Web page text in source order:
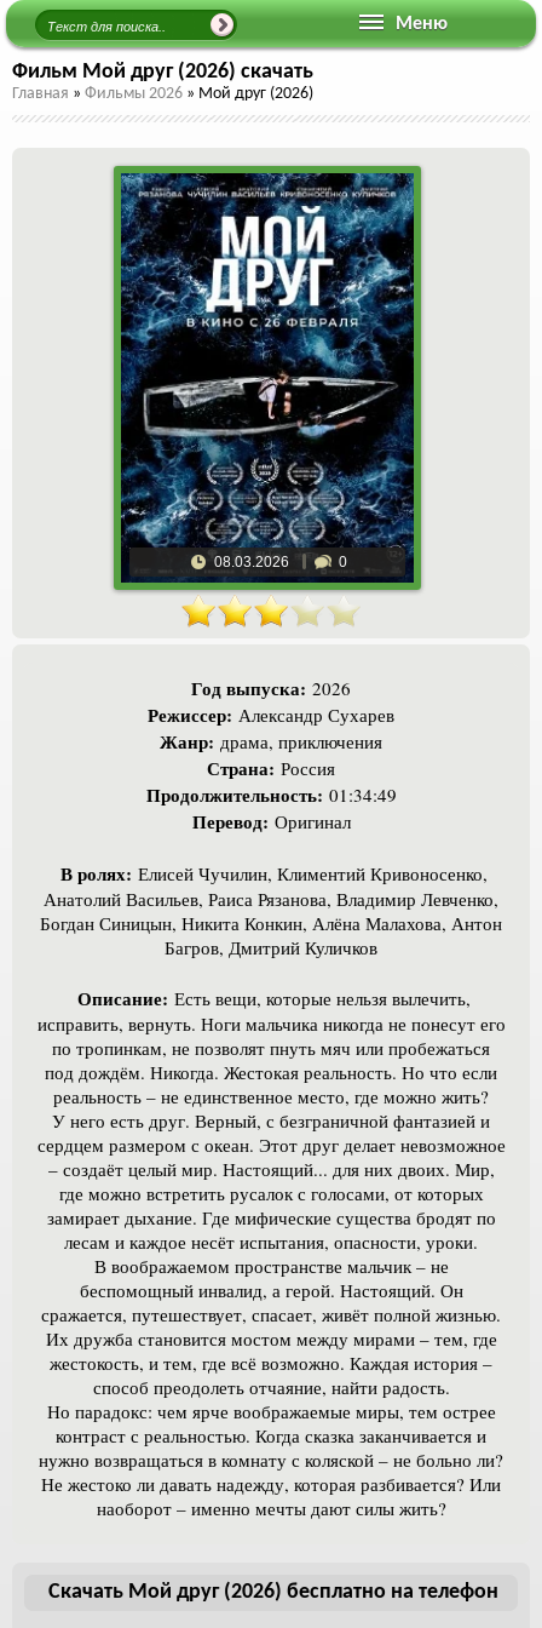
Меню
Фильм Мой друг (2026) скачать
Главная » Фильмы 2026 » Мой друг (2026)
08.03.2026 0
Год выпуска: 2026
Режиссер: Александр Сухарев
Жанр: драма, приключения
Страна: Россия
Продолжительность: 01:34:49
Перевод: Оригинал
В ролях: Елисей Чучилин, Климентий Кривоносенко,
Анатолий Васильев, Раиса Рязанова, Владимир Левченко,
Богдан Синицын, Никита Конкин, Алёна Малахова, Антон
Багров, Дмитрий Куличков
Описание: Есть вещи, которые нельзя вылечить,
исправить, вернуть. Ноги мальчика никогда не понесут его
по тропинкам, не позволят пнуть мяч или пробежаться
под дождём. Никогда. Жестокая реальность. Но что если
реальность – не единственное место, где можно жить?
У него есть друг. Верный, с безграничной фантазией и
сердцем размером с океан. Этот друг делает невозможное
– создаёт целый мир. Настоящий... для них двоих. Мир,
где можно встретить русалок с голосами, от которых
замирает дыхание. Где мифические существа бродят по
лесам и каждое несёт испытания, опасности, уроки.
В воображаемом пространстве мальчик – не
беспомощный инвалид, а герой. Настоящий. Он
сражается, путешествует, спасает, живёт полной жизнью.
Их дружба становится мостом между мирами – тем, где
жестокость, и тем, где всё возможно. Каждая история –
способ преодолеть отчаяние, найти радость.
Но парадокс: чем ярче воображаемые миры, тем острее
контраст с реальностью. Когда сказка заканчивается и
нужно возвращаться в комнату с коляской – не больно ли?
Не жестоко ли давать надежду, которая разбивается? Или
наоборот – именно мечты дают силы жить?
Скачать Мой друг (2026) бесплатно на телефон